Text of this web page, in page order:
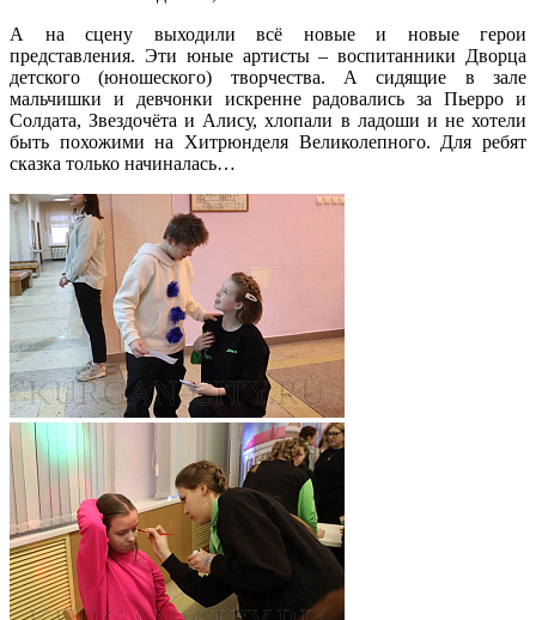
А на сцену выходили всё новые и новые герои
представления. Эти юные артисты – воспитанники Дворца
детского (юношеского) творчества. А сидящие в зале
мальчишки и девчонки искренне радовались за Пьерро и
Солдата, Звездочёта и Алису, хлопали в ладоши и не хотели
быть похожими на Хитрюнделя Великолепного. Для ребят
сказка только начиналась…